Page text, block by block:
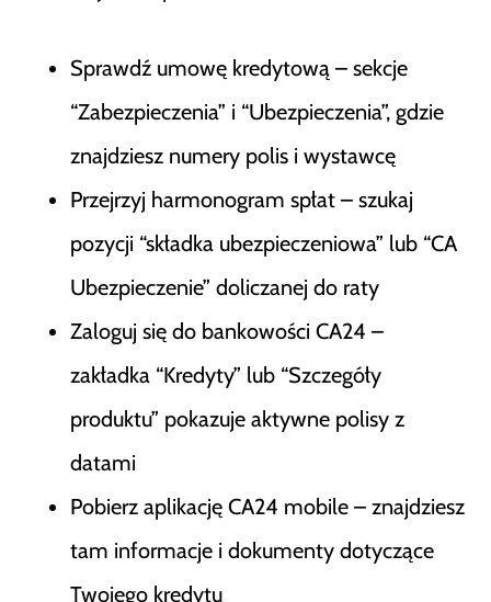
Sprawdź umowę kredytową – sekcje
“Zabezpieczenia” i “Ubezpieczenia”, gdzie
znajdziesz numery polis i wystawcę
Przejrzyj harmonogram spłat – szukaj
pozycji “składka ubezpieczeniowa” lub “CA
Ubezpieczenie” doliczanej do raty
Zaloguj się do bankowości CA24 –
zakładka “Kredyty” lub “Szczegóły
produktu” pokazuje aktywne polisy z
datami
Pobierz aplikację CA24 mobile – znajdziesz
tam informacje i dokumenty dotyczące
Twojego kredytu